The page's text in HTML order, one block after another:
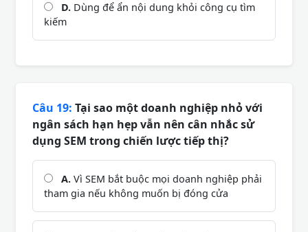
D. Dùng để ẩn nội dung khỏi công cụ tìm
kiếm
Câu 19: Tại sao một doanh nghiệp nhỏ với
ngân sách hạn hẹp vẫn nên cân nhắc sử
dụng SEM trong chiến lược tiếp thị?
A. Vì SEM bắt buộc mọi doanh nghiệp phải
tham gia nếu không muốn bị đóng cửa